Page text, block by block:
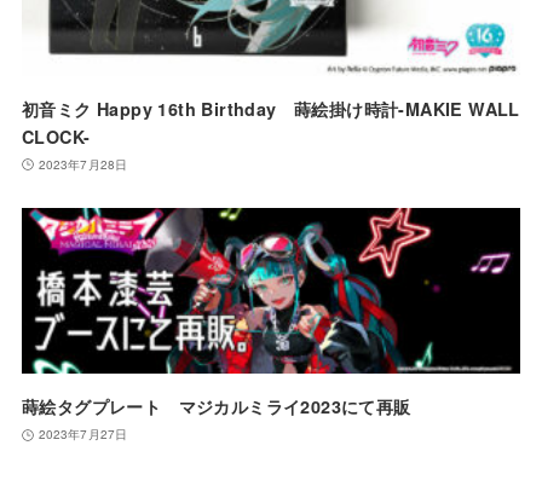
初音ミク Happy 16th Birthday 蒔絵掛け時計-MAKIE WALL
CLOCK-
2023年7月28日
蒔絵タグプレート マジカルミライ2023にて再販
2023年7月27日